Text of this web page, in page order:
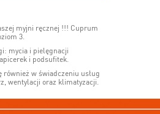
myjni ręcznej !!! Cuprum
3.
mycia i pielęgnacji
i podsufitek.
również w świadczeniu usług
wentylacji oraz klimatyzacji.